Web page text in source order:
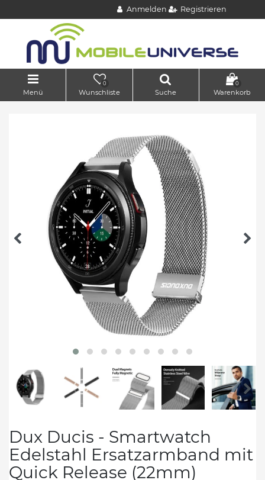
Anmelden Registrieren
Menü
0
Wunschliste Suche
0
Warenkorb
Dux Ducis - Smartwatch
Edelstahl Ersatzarmband mit
Quick Release (22mm)